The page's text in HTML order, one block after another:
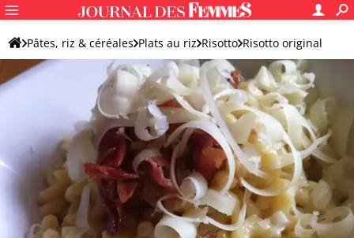
Pâtes, riz & céréales Plats au riz Risotto Risotto original